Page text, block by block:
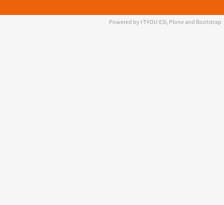
Powered by I·T·YOU·ESI, Plone and Bootstrap